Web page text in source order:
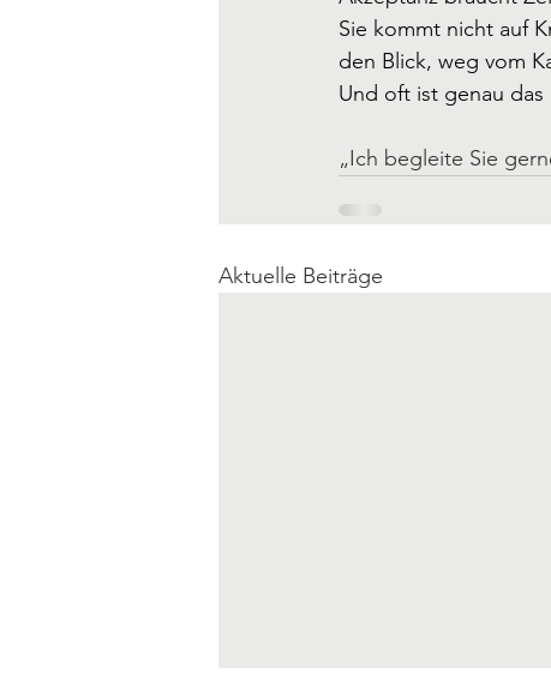
Sie kommt nicht auf
den Blick, weg vom
Und oft ist genau
„Ich begleite Sie
Aktuelle Beiträge